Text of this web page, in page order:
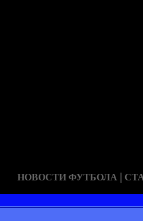
НОВОСТИ ФУТБОЛА |